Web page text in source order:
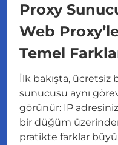
Proxy
Web
Temel
İlk bakışta, ücretsiz
sunucusu aynı
görünür: IP
bir düğüm
pratikte farklar